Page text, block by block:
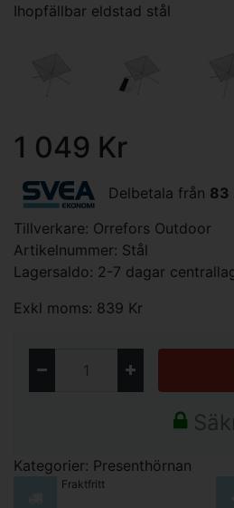
Ihopfällbar eldstad stål
1 049 Kr
Delbetala från 83
Tillverkare: Orrefors Outdoor
Artikelnummer: Stål
Lagersaldo: 2-7 dagar
Exkl moms: 839 Kr
Kategorier: Presenthörnan
Fraktfritt